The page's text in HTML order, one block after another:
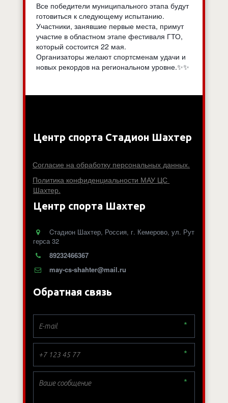
Все победители муниципального этапа будут
готовиться к следующему испытанию.
Участники, занявшие первые места, примут
участие в областном этапе фестиваля ГТО,
который состоится 22 мая.
Организаторы желают спортсменам удачи и
новых рекордов на региональном уровне.✨✨
Центр спорта Стадион Шахтер
Согласие на обработку персональных данных.
Политика конфиденциальности МАУ ЦС
Шахтер.
Центр спорта Шахтер
Cтадион Шахтер, Россия, г. Кемерово, ул. Рут
герса 32
89232466367
may-cs-shahter@mail.ru
Обратная связь
*
*
*